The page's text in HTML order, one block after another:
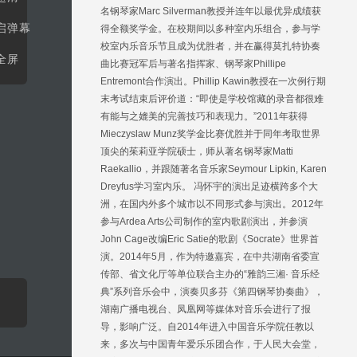
弹幕
屏
名钢琴家Marc Silverman教授并连年以最优异成绩获
得全额奖学金。在校期间以多种室内乐组合，参与学
校室内乐音乐节且成为优胜者，并在赢得莫扎特协奏
曲比赛冠军后与著名指挥家、钢琴家Phillipe
Entremont合作演出。Phillip Kawin教授在一次例行期
末考试结束后评价道：“即使是学校馆藏的录音都很难
有能与之媲美的完善技巧和表现力。”2011年获得
Mieczyslaw Munz奖学金比赛优胜并于同年考取世界
顶尖的茱莉亚学院硕士，师从著名钢琴家Matti
Raekallio，并跟随著名音乐家Seymour Lipkin, Karen
Dreyfus学习室内乐。 冯怀宇的演出足迹横跨多个大
洲，在国内外多个城市以不同形式参与演出。2012年
参与Ardea Arts公司制作的室内歌剧演出，并参演
John Cage改编Eric Satie的歌剧《Socrate》世界首
演。2014年5月，作为特邀嘉宾，在中共湖南省委宣
传部、省文化厅等单位联合主办的“雅韵三湘· 音乐经
典”系列音乐会中，演奏贝多芬《第四钢琴协奏曲》，
湖南广播电视台、凤凰网等媒体对音乐会进行了报
导，影响广泛。自2014年进入中国音乐学院任教以
来，多次与中国青年爱乐乐团合作，于人民大会堂，